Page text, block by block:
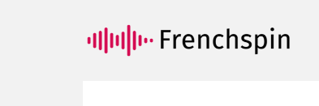
au
contenu
la